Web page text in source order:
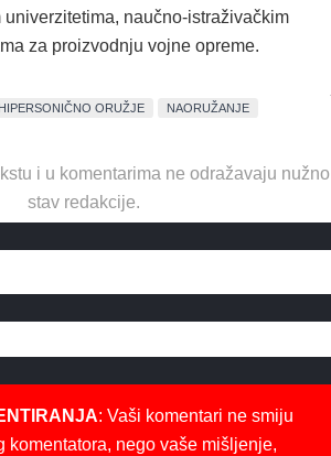
univerzitetima, naučno-istraživačkim
za proizvodnju vojne opreme.
HIPERSONIČNO ORUŽJE NAORUŽANJE
i u komentarima ne odražavaju nužno
stav redakcije.
: Vaši komentari ne smiju
komentatora, nego vaše mišljenje,